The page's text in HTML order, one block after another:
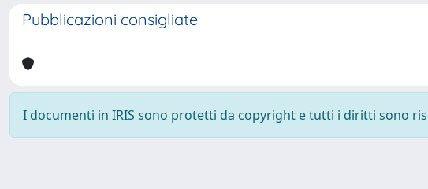
Pubblicazioni consigliate
I documenti in IRIS sono protetti da copyright e tutti i diritti sono